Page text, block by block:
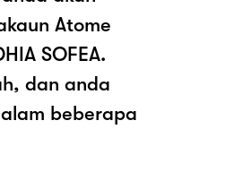
Atome
SOFEA.
dan anda
beberapa